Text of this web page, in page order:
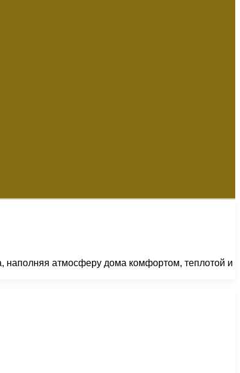
наполняя атмосферу дома комфортом, теплотой и